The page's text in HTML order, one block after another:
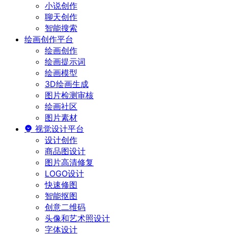
小说创作
聊天创作
智能搜索
绘画创作平台
绘画创作
绘画提示词
绘画模型
3D绘画生成
图片检测审核
绘画社区
图片素材
视觉设计平台
设计创作
商品图设计
图片高清修复
LOGO设计
快速修图
智能抠图
创意二维码
头像和艺术照设计
字体设计